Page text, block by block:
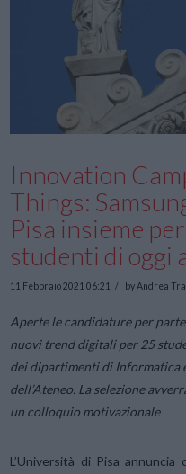
Innovation
Things:
Pisa insieme
studenti di oggi
11 Febbraio 2021 06:21 by Andrea
Aperte le candidature per
nuovi trend digitali per 25
dei dipartimenti di Informatica
dell’Ateneo. La selezione
un colloquio motivazionale
L’Università di Pisa